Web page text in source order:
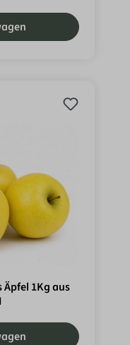
Äpfel 1Kg aus